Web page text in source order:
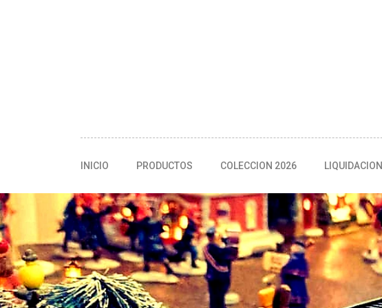
INICIO PRODUCTOS COLECCION 2026 LIQUIDACION